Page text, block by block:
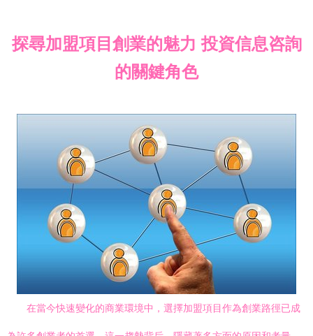
探尋加盟項目創業的魅力 投資信息咨詢
的關鍵角色
在當今快速變化的商業環境中，選擇加盟項目作為創業路徑已成